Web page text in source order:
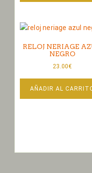
RELOJ NERIAGE
NEGRO
23.00€
AÑADIR AL